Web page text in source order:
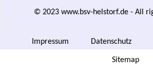
© 2023 www.bsv-helstorf.de - All
NavigationImpressum Datenschutz
Sitemap